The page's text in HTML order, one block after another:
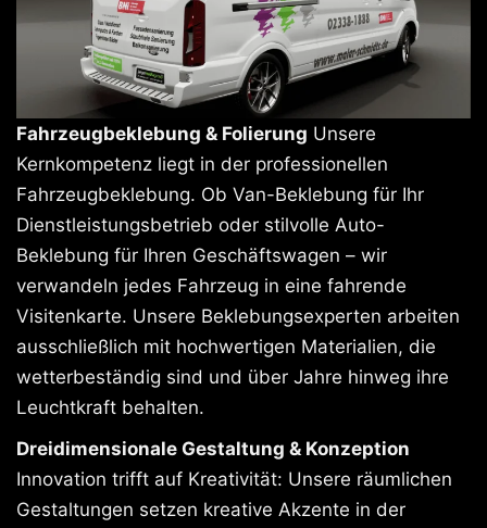
Fahrzeugbeklebung & Folierung Unsere
Kernkompetenz liegt in der professionellen
Fahrzeugbeklebung. Ob Van-Beklebung für Ihr
Dienstleistungsbetrieb oder stilvolle Auto-
Beklebung für Ihren Geschäftswagen – wir
verwandeln jedes Fahrzeug in eine fahrende
Visitenkarte. Unsere Beklebungsexperten arbeiten
ausschließlich mit hochwertigen Materialien, die
wetterbeständig sind und über Jahre hinweg ihre
Leuchtkraft behalten.
Dreidimensionale Gestaltung & Konzeption
Innovation trifft auf Kreativität: Unsere räumlichen
Gestaltungen setzen kreative Akzente in der